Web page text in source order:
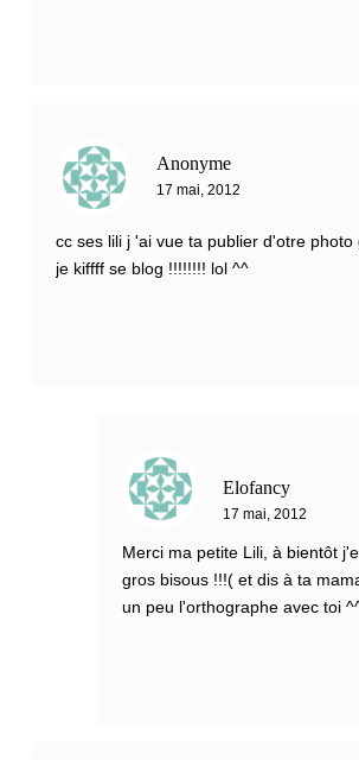
Anonyme
17 mai, 2012
cc ses lili j 'ai vue ta publier d'otre photo
je kiffff se blog !!!!!!!! lol ^^
Elofancy
17 mai, 2012
Merci ma petite Lili, à bientôt
gros bisous !!!( et dis à ta
un peu l'orthographe avec toi